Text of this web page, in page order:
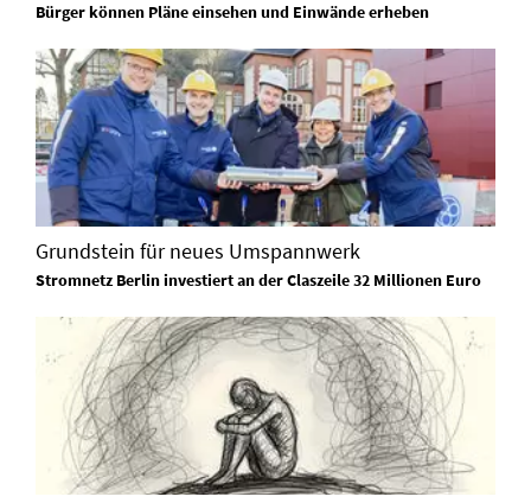
Bürger können Pläne einsehen und Einwände erheben
Grundstein für neues Umspannwerk
Stromnetz Berlin investiert an der Claszeile 32 Millionen Euro